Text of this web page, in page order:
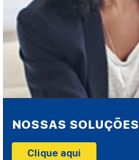
NOSSAS SOLUÇÕES
Clique aqui